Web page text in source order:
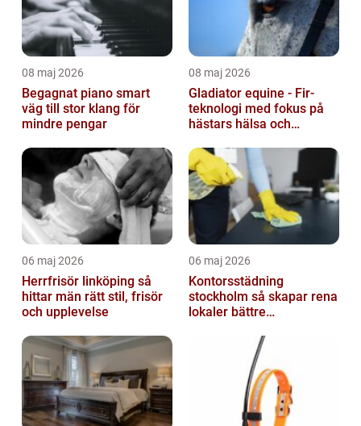
08 maj 2026
Begagnat piano smart
väg till stor klang för
mindre pengar
08 maj 2026
Gladiator equine - Fir-
teknologi med fokus på
hästars hälsa och
06 maj 2026
Herrfrisör linköping så
hittar män rätt stil, frisör
och upplevelse
06 maj 2026
Kontorsstädning
stockholm så skapar rena
lokaler bättre